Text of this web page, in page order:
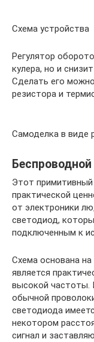
Схема устройства
Регулятор
кулера, но и
Сделать его
резистора и
Самоделка в виде
Этот
практической
от электроники
светодиод,
подключенным к
Схема основана
является
высокой частоты.
обычной
светодиода
некотором
сигнал и